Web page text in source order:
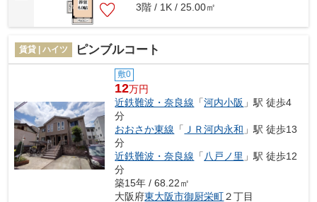
3階 / 1K / 25.00㎡
賃貸 | ハイツ ピンブルコート
敷0
12万円
近鉄難波・奈良線 「河内小阪 」駅 徒歩4
分
おおさか東線 「 ＪＲ河内永和 」駅 徒歩13
分
近鉄難波・奈良線 「 八戸ノ里 」駅 徒歩12
分
築15年 / 68.22㎡
大阪府東大阪市御厨栄町２丁目